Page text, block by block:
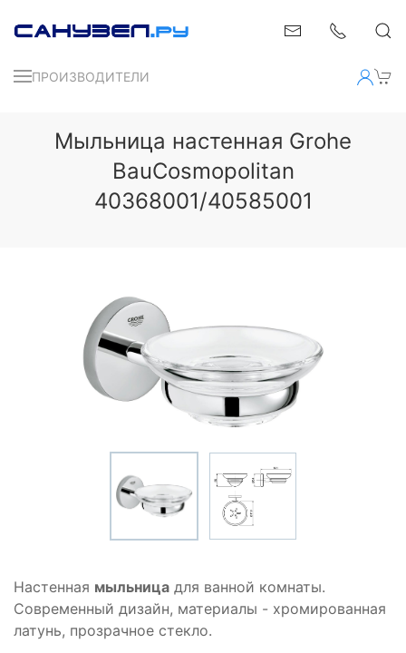
ПРОИЗВОДИТЕЛИ
Мыльница настенная Grohe
BauCosmopolitan
40368001/40585001
Настенная мыльница для ванной комнаты.
Современный дизайн, материалы - хромированная
латунь, прозрачное стекло.